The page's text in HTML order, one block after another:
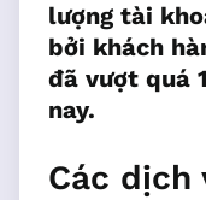
lượng tài
bởi khách
đã vượt quá
nay.
Các dịch